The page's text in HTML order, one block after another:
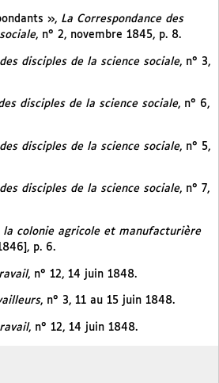
», La Correspondance des
, n° 2, novembre 1845, p. 8.
disciples de la science sociale, n° 3,
disciples de la science sociale, n° 6,
disciples de la science sociale, n° 5,
disciples de la science sociale, n° 7,
la colonie agricole et manufacturière
p. 6.
, n° 12, 14 juin 1848.
, n° 3, 11 au 15 juin 1848.
, n° 12, 14 juin 1848.